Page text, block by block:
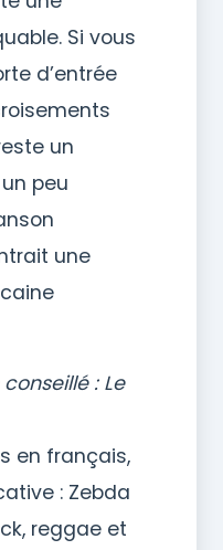
Si vous
d’entrée
un
peu
une
: Le
en français,
: Zebda
reggae et